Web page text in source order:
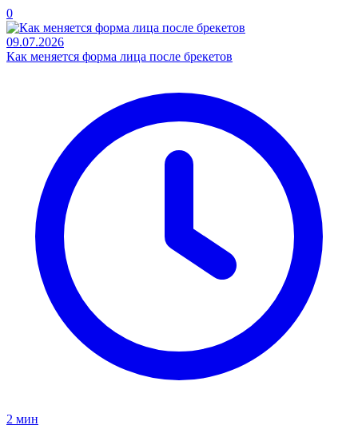
0
09.07.2026
Как меняется форма лица после брекетов
2 мин